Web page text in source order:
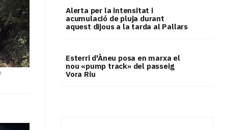
Alerta per la intensitat i
acumulació de pluja durant
aquest dijous a la tarda al Pallars
Esterri d'Àneu posa en marxa el
nou «pump track» del passeig
Vora Riu